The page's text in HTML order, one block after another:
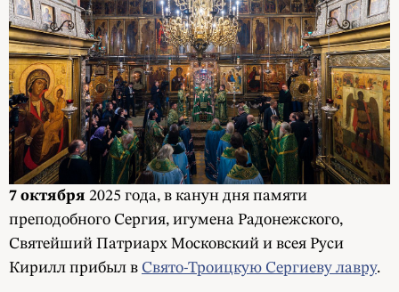
7 октября 2025 года, в канун дня памяти
преподобного Сергия, игумена Радонежского,
Святейший Патриарх Московский и всея Руси
Кирилл прибыл в Свято-Троицкую Сергиеву лавру.